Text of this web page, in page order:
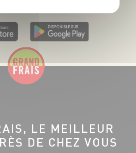
LE MEILLEUR
DE CHEZ VOUS